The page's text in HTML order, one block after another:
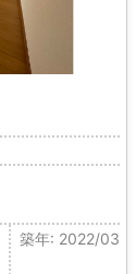
築年: 2022/03